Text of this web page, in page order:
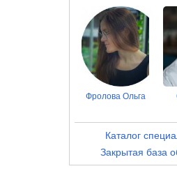
Фролова Ольга
Каталог
Закрытая база